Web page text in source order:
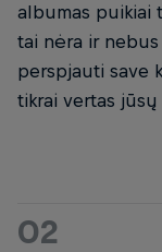
albumas puikiai
tai nėra ir
perspjauti save
tikrai vertas
02